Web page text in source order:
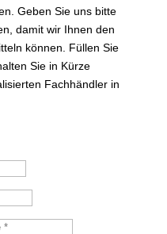
Geben Sie uns bitte
damit wir Ihnen den
können. Füllen Sie
Sie in Kürze
Fachhändler in